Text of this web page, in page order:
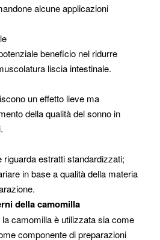
alcune applicazioni
beneficio nel ridurre
liscia intestinale.
un effetto lieve ma
della qualità del sonno in
estratti standardizzati;
in base a qualità della materia
della camomilla
camomilla è utilizzata sia come
componente di preparazioni